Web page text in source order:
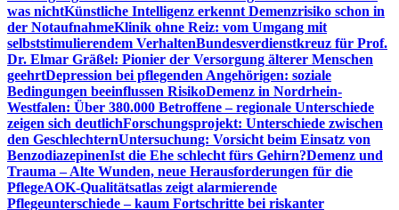
was nichtKünstliche Intelligenz erkennt Demenzrisiko schon in
der NotaufnahmeKlinik ohne Reiz: vom Umgang mit
selbststimulierendem VerhaltenBundesverdienstkreuz für Prof.
Dr. Elmar Gräßel: Pionier der Versorgung älterer Menschen
geehrtDepression bei pflegenden Angehörigen: soziale
Bedingungen beeinflussen RisikoDemenz in Nordrhein-
Westfalen: Über 380.000 Betroffene – regionale Unterschiede
zeigen sich deutlichForschungsprojekt: Unterschiede zwischen
den GeschlechternUntersuchung: Vorsicht beim Einsatz von
BenzodiazepinenIst die Ehe schlecht fürs Gehirn?Demenz und
Trauma – Alte Wunden, neue Herausforderungen für die
PflegeAOK-Qualitätsatlas zeigt alarmierende
Pflegeunterschiede – kaum Fortschritte bei riskanter